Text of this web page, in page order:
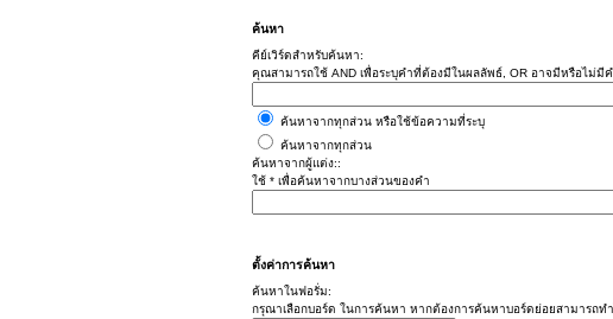
ค้นหา
คีย์เวิร์ดสำหรับค้นหา:
คุณสามารถใช้ AND เพื่อระบุคำที่ต้องมีในผลลัพธ์, OR อาจมีหรือไม่
ค้นหาจากทุกส่วน หรือใช้ข้อความที่ระบุ
ค้นหาจากทุกส่วน
ค้นหาจากผู้แต่ง::
ใช้ * เพื่อค้นหาจากบางส่วนของคำ
ตั้งค่าการค้นหา
ค้นหาในฟอรั่ม:
กรุณาเลือกบอร์ด ในการค้นหา หากต้องการค้นหาบอร์ดย่อยสามารถ